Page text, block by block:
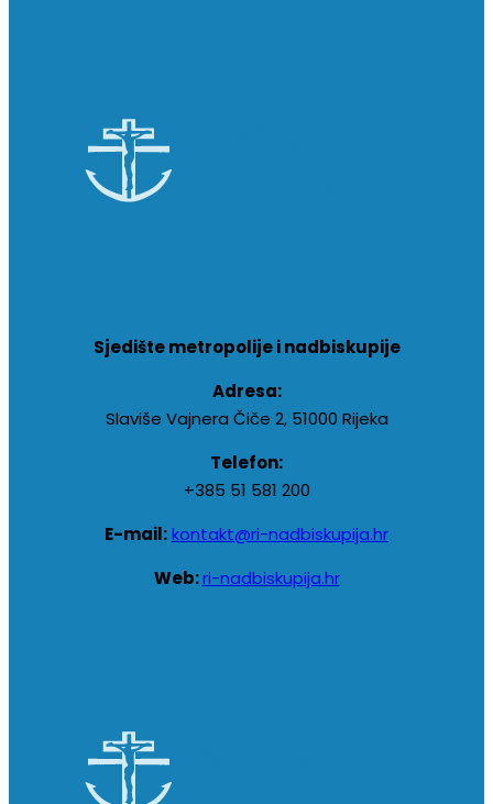
Sjedište metropolije i nadbiskupije
Adresa:
Slaviše Vajnera Čiče 2, 51000 Rijeka
Telefon:
+385 51 581 200
E-mail:kontakt@ri-nadbiskupija.hr
Web:ri-nadbiskupija.hr